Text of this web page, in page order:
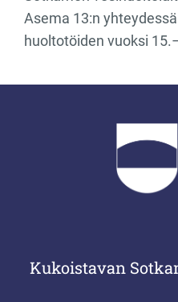
Asema 13:n
huoltotöiden vuoksi
Kukoistavan